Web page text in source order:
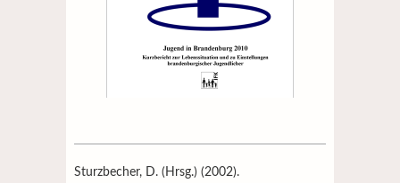
Sturzbecher, D. (Hrsg.) (2002).